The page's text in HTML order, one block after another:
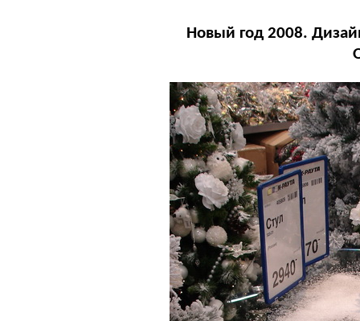
Новый год 2008.